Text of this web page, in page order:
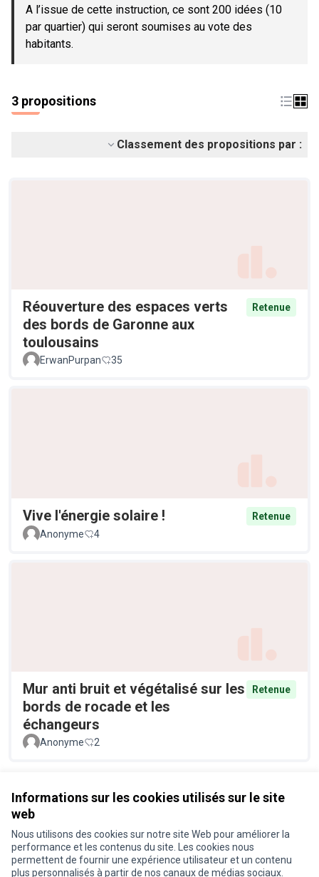
Informations sur les cookies utilisés sur le site
web
Nous utilisons des cookies sur notre site Web pour améliorer la
performance et les contenus du site. Les cookies nous
permettent de fournir une expérience utilisateur et un contenu
plus personnalisés à partir de nos canaux de médias sociaux.
A l’issue de cette instruction, ce sont 200 idées (10
par quartier) qui seront soumises au vote des
habitants.
3 propositions
Classement des propositions par :
Réouverture des espaces verts
des bords de Garonne aux
toulousains
Retenue
ErwanPurpan 35
Vive l'énergie solaire !
Retenue
Anonyme
4
Mur anti bruit et végétalisé sur les
bords de rocade et les
échangeurs
Retenue
Anonyme 2
Conditions d'utilisation
Paramètres des cookies
Je participe ! sur X
Je participe ! sur Facebook
Je participe ! sur Instagram